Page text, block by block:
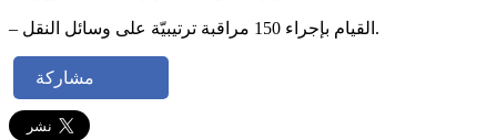
– القيام بإجراء 150 مراقبة ترتيبيّة على وسائل النقل.
مشاركة